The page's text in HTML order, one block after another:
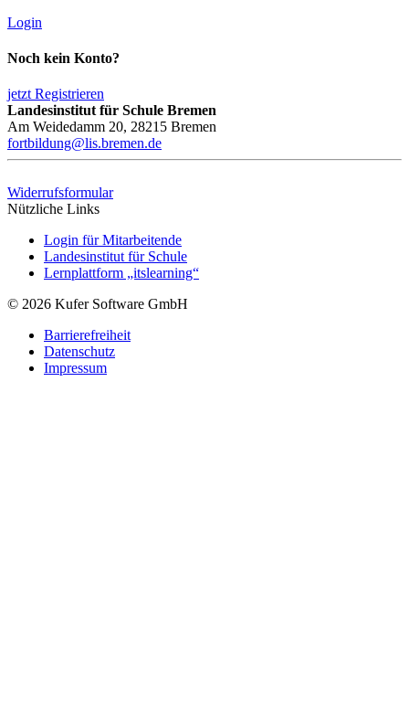
Login
Noch kein Konto?
jetzt Registrieren
Landesinstitut für Schule Bremen
Am Weidedamm 20, 28215 Bremen
fortbildung@lis.bremen.de
Widerrufsformular
Nützliche Links
Login für Mitarbeitende
Landesinstitut für Schule
Lernplattform „itslearning“
© 2026 Kufer Software GmbH
Barrierefreiheit
Datenschutz
Impressum